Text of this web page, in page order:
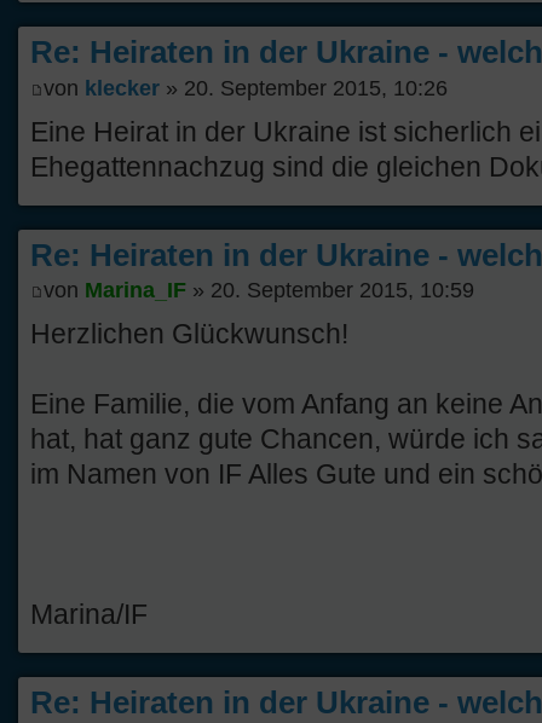
Re: Heiraten in der Ukraine -
von klecker » 20. September 2015, 10:26
Eine Heirat in der Ukraine ist sicherlich
Ehegattennachzug sind die gleichen
Re: Heiraten in der Ukraine -
von Marina_IF » 20. September 2015, 10:59
Herzlichen Glückwunsch!
Eine Familie, die vom Anfang an keine
hat, hat ganz gute Chancen, würde ich
im Namen von IF Alles Gute und ein
Marina/IF
Re: Heiraten in der Ukraine -